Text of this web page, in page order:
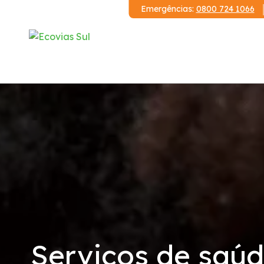
Emergências: 0800 724 1066
Serviços de